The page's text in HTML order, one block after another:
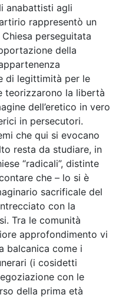
anabattisti agli
rappresentò un
perseguitata
della
di legittimità per le
teorizzarono la libertà
dell’eretico in vero
in persecutori.
che qui si evocano
resta da studiare, in
“radicali”, distinte
che – lo si è
sacrificale del
con la
Tra le comunità
approfondimento vi
balcanica come i
(i cosidetti
con le
della prima età